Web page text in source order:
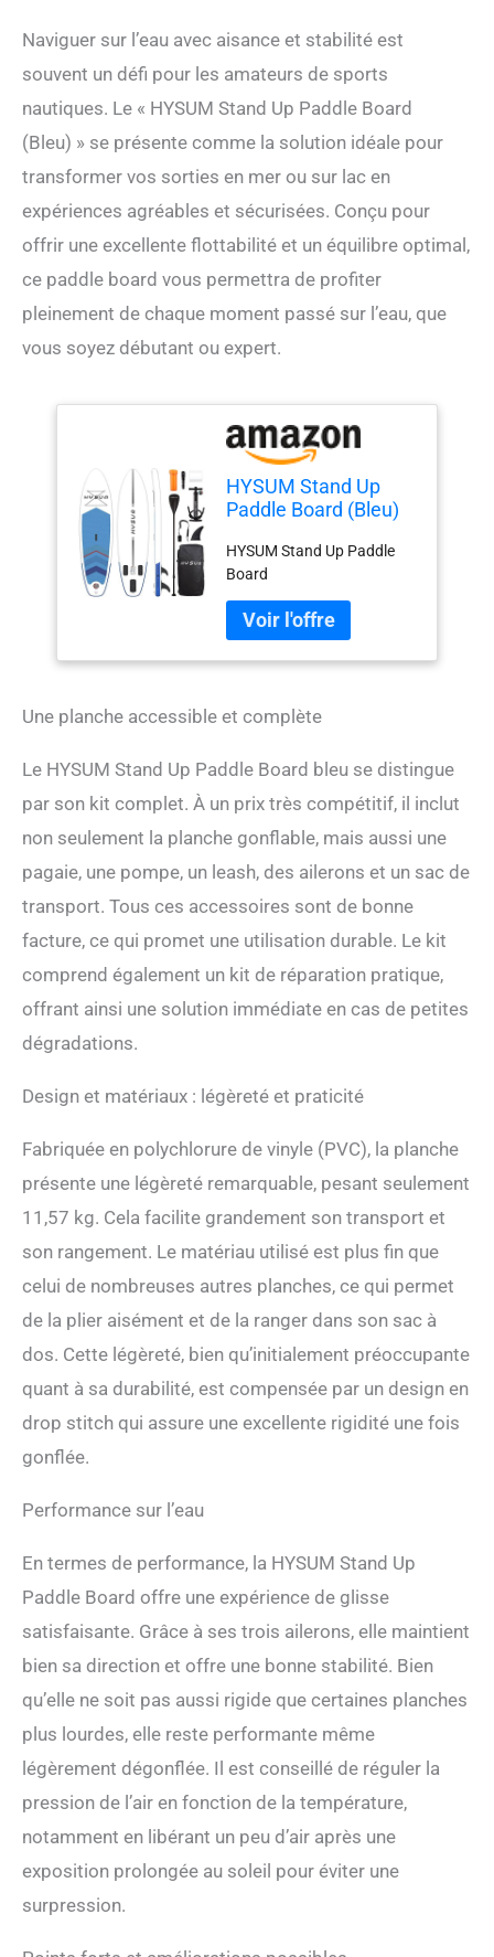
Naviguer sur l’eau avec aisance et stabilité est
souvent un défi pour les amateurs de sports
nautiques. Le « HYSUM Stand Up Paddle Board
(Bleu) » se présente comme la solution idéale pour
transformer vos sorties en mer ou sur lac en
expériences agréables et sécurisées. Conçu pour
offrir une excellente flottabilité et un équilibre optimal,
ce paddle board vous permettra de profiter
pleinement de chaque moment passé sur l’eau, que
vous soyez débutant ou expert.
HYSUM Stand Up
Paddle Board (Bleu)
HYSUM Stand Up Paddle
Board
Une planche accessible et complète
Le HYSUM Stand Up Paddle Board bleu se distingue
par son kit complet. À un prix très compétitif, il inclut
non seulement la planche gonflable, mais aussi une
pagaie, une pompe, un leash, des ailerons et un sac de
transport. Tous ces accessoires sont de bonne
facture, ce qui promet une utilisation durable. Le kit
comprend également un kit de réparation pratique,
offrant ainsi une solution immédiate en cas de petites
dégradations.
Design et matériaux : légèreté et praticité
Fabriquée en polychlorure de vinyle (PVC), la planche
présente une légèreté remarquable, pesant seulement
11,57 kg. Cela facilite grandement son transport et
son rangement. Le matériau utilisé est plus fin que
celui de nombreuses autres planches, ce qui permet
de la plier aisément et de la ranger dans son sac à
dos. Cette légèreté, bien qu’initialement préoccupante
quant à sa durabilité, est compensée par un design en
drop stitch qui assure une excellente rigidité une fois
gonflée.
Performance sur l’eau
En termes de performance, la HYSUM Stand Up
Paddle Board offre une expérience de glisse
satisfaisante. Grâce à ses trois ailerons, elle maintient
bien sa direction et offre une bonne stabilité. Bien
qu’elle ne soit pas aussi rigide que certaines planches
plus lourdes, elle reste performante même
légèrement dégonflée. Il est conseillé de réguler la
pression de l’air en fonction de la température,
notamment en libérant un peu d’air après une
exposition prolongée au soleil pour éviter une
surpression.